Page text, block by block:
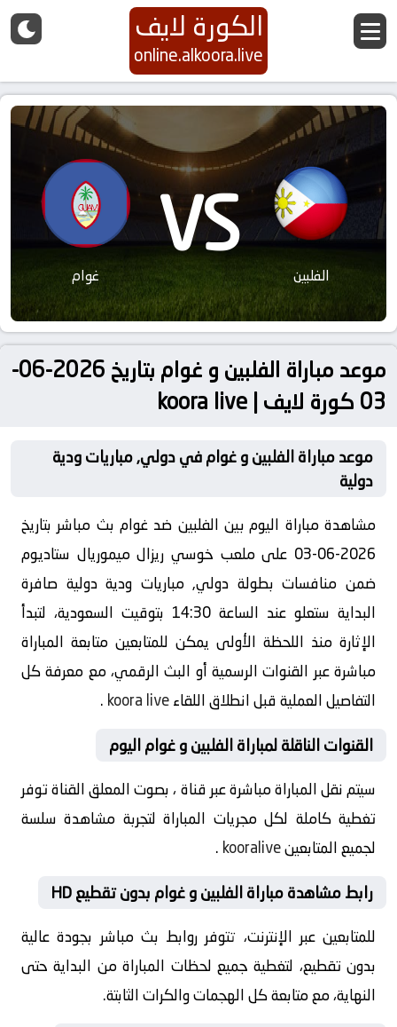
الكورة لايف
online.alkoora.live
الفلبين VS غوام
موعد مباراة الفلبين و غوام بتاريخ 2026-06-
03 كورة لايف | koora live
موعد مباراة الفلبين و غوام في دولي, مباريات ودية
دولية
مشاهدة مباراة اليوم بين الفلبين ضد غوام بث مباشر بتاريخ
2026-06-03 على ملعب خوسي ريزال ميموريال ستاديوم
ضمن منافسات بطولة دولي, مباريات ودية دولية صافرة
البداية ستعلو عند الساعة 14:30 بتوقيت السعودية، لتبدأ
الإثارة منذ اللحظة الأولى يمكن للمتابعين متابعة المباراة
مباشرة عبر القنوات الرسمية أو البث الرقمي، مع معرفة كل
التفاصيل العملية قبل انطلاق اللقاءkoora live
.
القنوات الناقلة لمباراة الفلبين و غوام اليوم
سيتم نقل المباراة مباشرة عبر قناة ، بصوت المعلق القناة توفر
تغطية كاملة لكل مجريات المباراة لتجربة مشاهدة سلسة
لجميع المتابعينkooralive
.
رابط مشاهدة مباراة الفلبين و غوام بدون تقطيع HD
للمتابعين عبر الإنترنت، تتوفر روابط بث مباشر بجودة عالية
بدون تقطيع، لتغطية جميع لحظات المباراة من البداية حتى
النهاية، مع متابعة كل الهجمات والكرات الثابتة.